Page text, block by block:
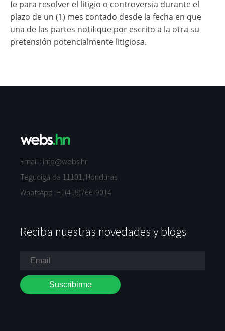
fe para resolver el litigio o controversia durante el
plazo de un (1) mes contado desde la fecha en que
una de las partes notifique por escrito a la otra su
pretensión potencialmente litigiosa.
Email : info@webs.hn
Tegucigalpa 11101, Honduras
WhatsApp : +1(415)766-9014
Reciba nuestras novedades y blogs